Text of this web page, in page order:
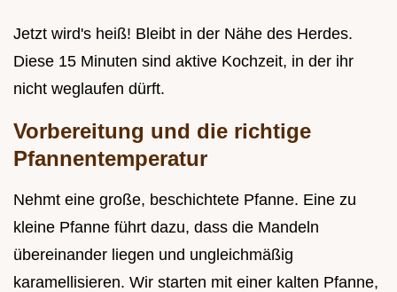
Jetzt wird's heiß! Bleibt in der Nähe des Herdes.
Diese 15 Minuten sind aktive Kochzeit, in der ihr
nicht weglaufen dürft.
Vorbereitung und die richtige
Pfannentemperatur
Nehmt eine große, beschichtete Pfanne. Eine zu
kleine Pfanne führt dazu, dass die Mandeln
übereinander liegen und ungleichmäßig
karamellisieren. Wir starten mit einer kalten Pfanne,